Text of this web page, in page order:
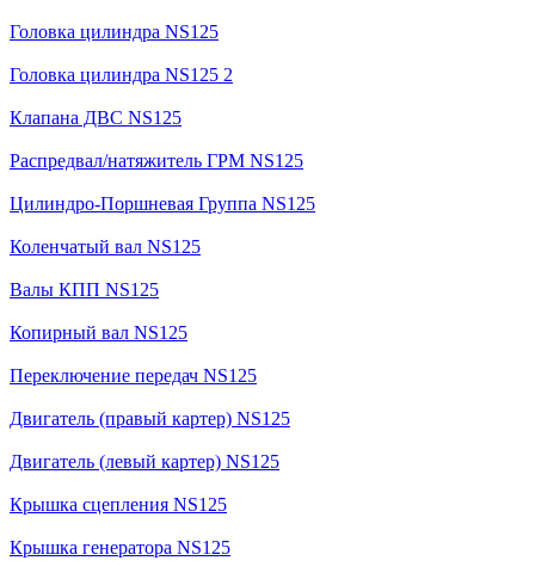
Головка цилиндра NS125
Головка цилиндра NS125 2
Клапана ДВС NS125
Распредвал/натяжитель ГРМ NS125
Цилиндро-Поршневая Группа NS125
Коленчатый вал NS125
Валы КПП NS125
Копирный вал NS125
Переключение передач NS125
Двигатель (правый картер) NS125
Двигатель (левый картер) NS125
Крышка сцепления NS125
Крышка генератора NS125